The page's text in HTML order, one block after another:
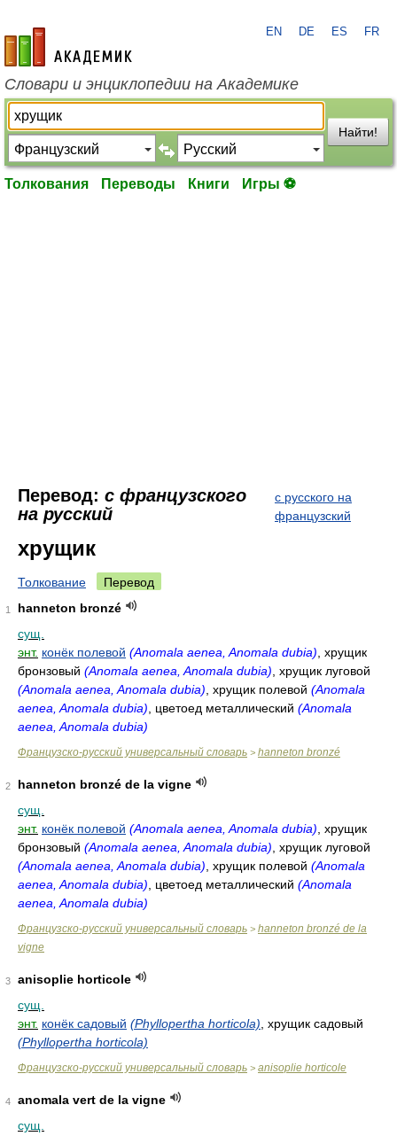
academic.ru
EN DE ES FR
Словари и энциклопедии на Академике
Найти!
Толкования Переводы Книги Игры ⚽
Перевод: с французского
на русский
с русского на
французский
хрущик
Толкование Перевод
1
hanneton bronzé
сущ.
энт. конёк полевой (Anomala aenea, Anomala dubia) , хрущик
бронзовый (Anomala aenea, Anomala dubia) , хрущик луговой
(Anomala aenea, Anomala dubia) , хрущик полевой (Anomala
aenea, Anomala dubia) , цветоед металлический (Anomala
aenea, Anomala dubia)
Французско-русский универсальный словарь > hanneton bronzé
2
hanneton bronzé de la vigne
сущ.
энт. конёк полевой (Anomala aenea, Anomala dubia) , хрущик
бронзовый (Anomala aenea, Anomala dubia) , хрущик луговой
(Anomala aenea, Anomala dubia) , хрущик полевой (Anomala
aenea, Anomala dubia) , цветоед металлический (Anomala
aenea, Anomala dubia)
Французско-русский универсальный словарь > hanneton bronzé de la
vigne
3
anisoplie horticole
сущ.
энт. конёк садовый (Phyllopertha horticola) , хрущик садовый
(Phyllopertha horticola)
Французско-русский универсальный словарь > anisoplie horticole
4
anomala vert de la vigne
сущ.